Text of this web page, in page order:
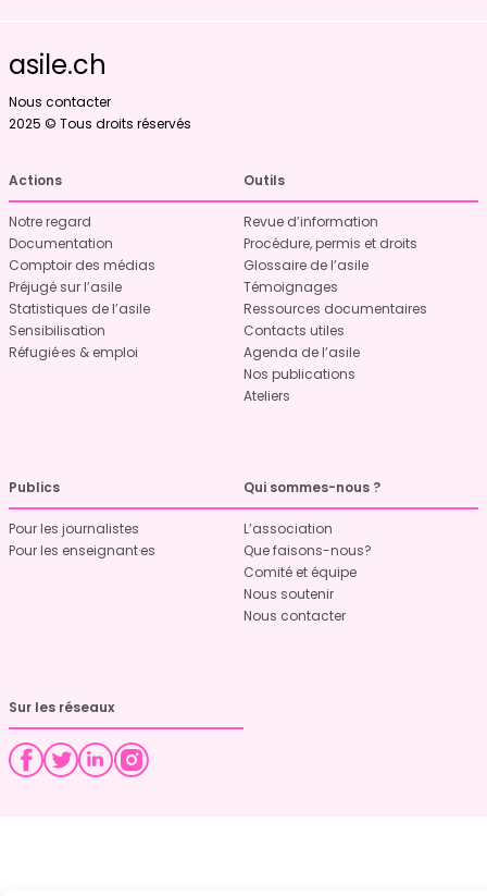
asile.ch
Nous contacter
2025 © Tous droits réservés
Actions
Notre regard
Documentation
Comptoir des médias
Préjugé sur l’asile
Statistiques de l’asile
Sensibilisation
Réfugié·es & emploi
Outils
Revue d’information
Procédure, permis et droits
Glossaire de l’asile
Témoignages
Ressources documentaires
Contacts utiles
Agenda de l’asile
Nos publications
Ateliers
Publics
Pour les journalistes
Pour les enseignant·es
Qui sommes-nous ?
L’association
Que faisons-nous?
Comité et équipe
Nous soutenir
Nous contacter
Sur les réseaux